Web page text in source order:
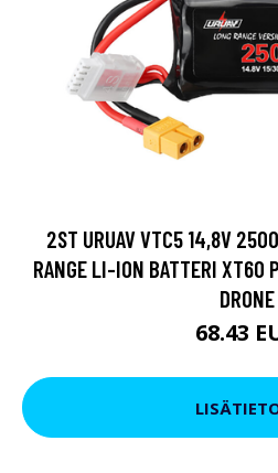
2ST URUAV VTC5 14,8V
RANGE LI-ION BATTERI XT60
DRONE
68.43